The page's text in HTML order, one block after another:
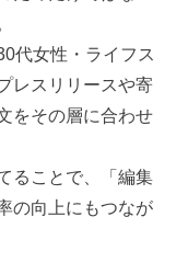
代女性・ライフス
レスリリースや寄
をその層に合わせ
ることで、「編集
の向上にもつなが